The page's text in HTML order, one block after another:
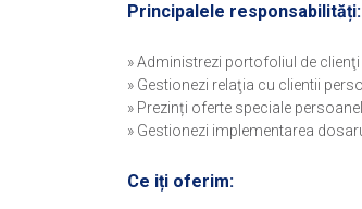
Principalele responsabilități:
» Administrezi portofoliul de
» Gestionezi relaţia cu clientii
» Prezinți oferte speciale
» Gestionezi implementarea
Ce iți oferim: